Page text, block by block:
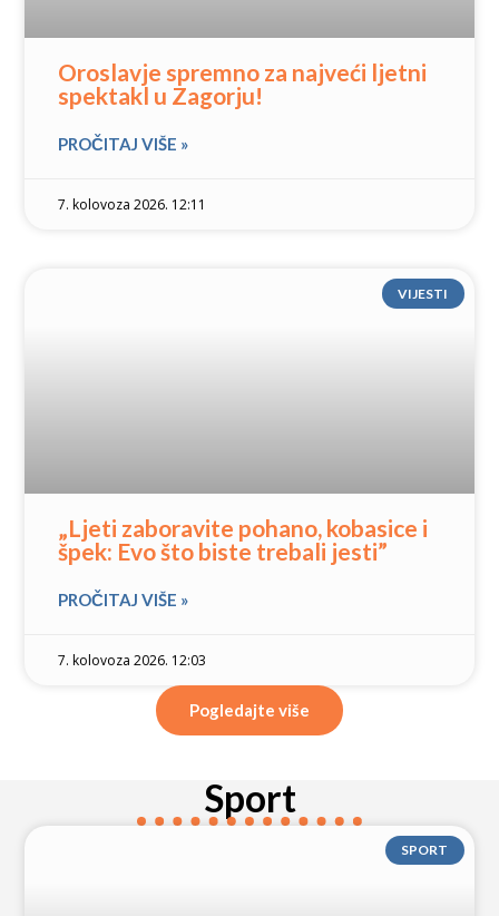
Oroslavje spremno za najveći ljetni
spektakl u Zagorju!
PROČITAJ VIŠE »
7. kolovoza 2026. 12:11
VIJESTI
„Ljeti zaboravite pohano, kobasice i
špek: Evo što biste trebali jesti”
PROČITAJ VIŠE »
7. kolovoza 2026. 12:03
Pogledajte više
Sport
SPORT